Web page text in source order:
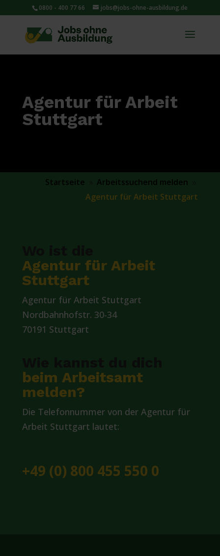
0800 - 400 77 66 jobs@jobs-ohne-ausbildung.de
Agentur für Arbeit
Stuttgart
Startseite Arbeitssuchend melden
Agentur für Arbeit Stuttgart
Agentur für Arbeit
Stuttgart
Agentur für Arbeit Stuttgart
Nordbahnhofstr. 30-34
70191 Stuttgart
beim Arbeitsamt
melden?
Die Telefonnummer von der Agentur für
Arbeit Stuttgart lautet:
+49 (0) 800 455 550 0